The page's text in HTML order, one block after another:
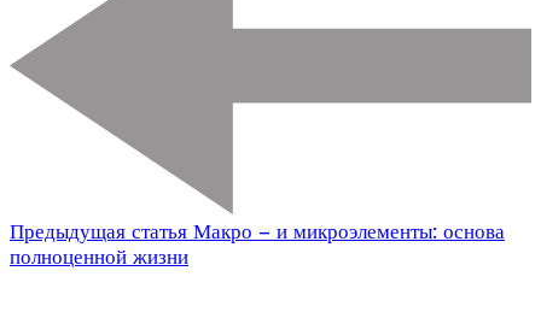
Предыдущая статья Макро – и микроэлементы: основа
полноценной жизни